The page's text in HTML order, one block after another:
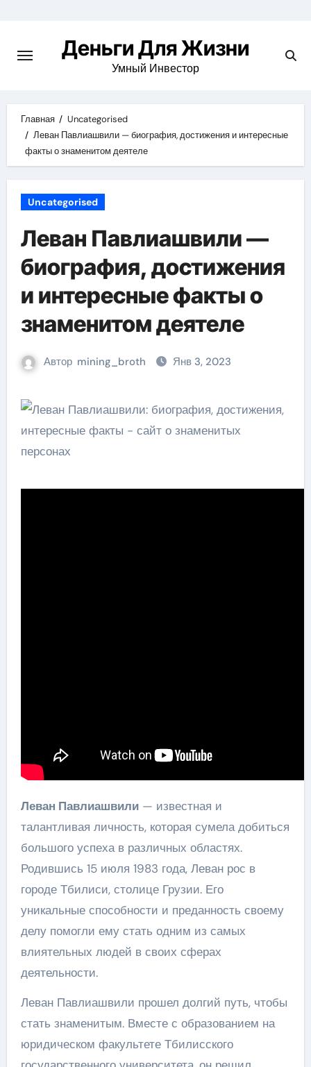
содержимомуДеньги Для Жизни
Умный Инвестор
Главная
Uncategorised
Леван Павлиашвили — биография, достижения и интересные
факты о знаменитом деятеле
Uncategorised
Леван Павлиашвили —
биография, достижения
и интересные факты о
знаменитом деятеле
Автор mining_broth Янв 3, 2023
Леван Павлиашвили— известная и
талантливая личность, которая сумела добиться
большого успеха в различных областях.
Родившись 15 июля 1983 года, Леван рос в
городе Тбилиси, столице Грузии. Его
уникальные способности и преданность своему
делу помогли ему стать одним из самых
влиятельных людей в своих сферах
деятельности.
Леван Павлиашвили прошел долгий путь, чтобы
стать знаменитым. Вместе с образованием на
юридическом факультете Тбилисского